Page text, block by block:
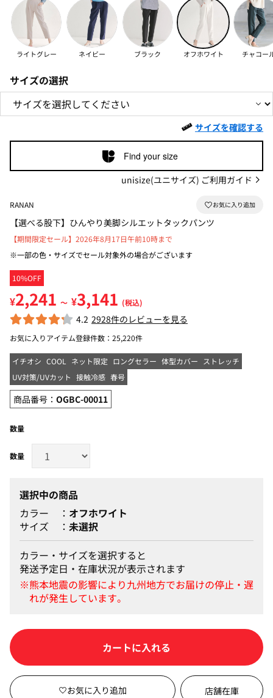
ライトグレー ネイビー ブラック オフホワイト チャコー
サイズの選択
サイズを確認する
Find your size
unisize(ユニサイズ) ご利用ガイド
RANAN
【選べる股下】ひんやり美脚シルエットタックパンツ
10%OFF
【期間限定セール】2026年8月17日午前10時まで
※一部の色・サイズでセール対象外の場合がございます
¥2,241 ～ ¥3,141 (税込)
4.2 2928件のレビューを見る
お気に入りアイテム登録件数： 25,220件
イチオシ COOL ネット限定 ロングセラー 体型カバー
ストレッチ
UV対策/UVカット 接触冷感 春号
商品番号： OGBC-00011
数量
選択中の商品
カラー
オフホワイト
サイズ
未選択
カラー・サイズを選択すると
発送予定日・在庫状況が表示されます
カートに入れる
店舗在庫